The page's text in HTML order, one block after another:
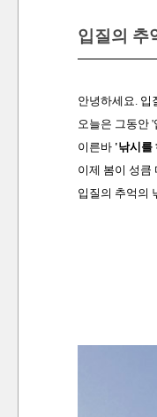
입질의 추
안녕하세요. 입
오늘은 그동안
이른바 '낚시를
이제 봄이 성큼
입질의 추억의